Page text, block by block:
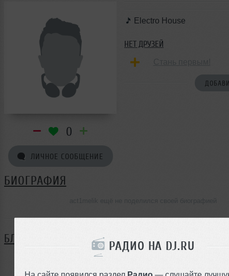
РАДИО НА DJ.RU
На сайте появился раздел Радио — слушайте
0
ЛИЧНОЕ СООБЩЕНИЕ
Electro House
НЕТ ДРУЗЕЙ
БИОГРАФИЯ
БЛОГ